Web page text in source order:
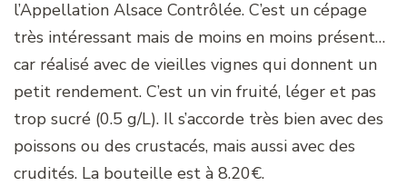
l’Appellation Alsace Contrôlée. C’est un cépage
très intéressant mais de moins en moins présent…
car réalisé avec de vieilles vignes qui donnent un
petit rendement. C’est un vin fruité, léger et pas
trop sucré (0.5 g/L). Il s’accorde très bien avec des
poissons ou des crustacés, mais aussi avec des
crudités. La bouteille est à 8.20€.